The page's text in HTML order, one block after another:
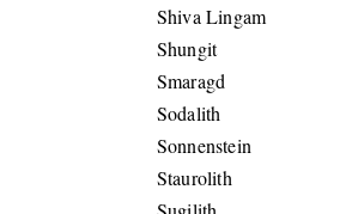
Shiva Lingam
Shungit
Smaragd
Sodalith
Sonnenstein
Staurolith